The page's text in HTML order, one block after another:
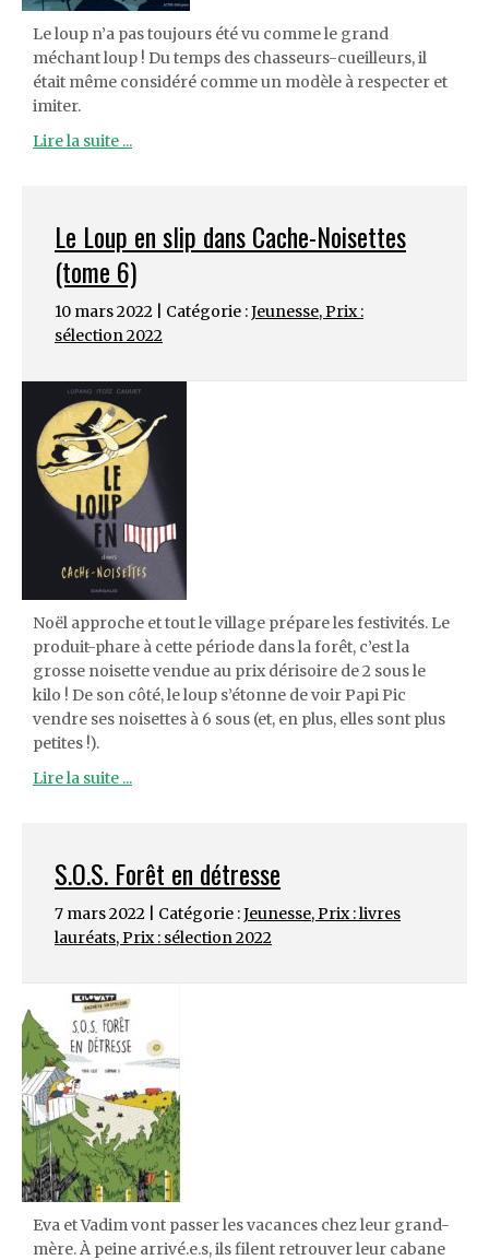
Le loup n’a pas toujours été vu comme le grand
méchant loup ! Du temps des chasseurs-cueilleurs, il
était même considéré comme un modèle à respecter et
imiter.
Lire la suite ...
Le Loup en slip dans Cache-Noisettes
(tome 6)
10 mars 2022 | Catégorie :Jeunesse,Prix :
sélection 2022
Noël approche et tout le village prépare les festivités. Le
produit-phare à cette période dans la forêt, c’est la
grosse noisette vendue au prix dérisoire de 2 sous le
kilo ! De son côté, le loup s’étonne de voir Papi Pic
vendre ses noisettes à 6 sous (et, en plus, elles sont plus
petites !).
Lire la suite ...
S.O.S. Forêt en détresse
7 mars 2022 | Catégorie :Jeunesse,Prix : livres
lauréats,Prix : sélection 2022
Eva et Vadim vont passer les vacances chez leur grand-
mère. À peine arrivé.e.s, ils filent retrouver leur cabane